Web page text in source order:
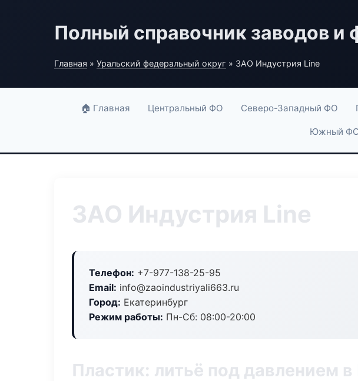
Полный справочник заводов и
Главная » Уральский федеральный округ » ЗАО Индустрия Line
🏠 Главная Центральный ФО Северо-Западный ФО
Южный
ЗАО Индустрия Line
Телефон: +7-977-138-25-95
Email: info@zaoindustriyali663.ru
Город: Екатеринбург
Режим работы: Пн-Сб: 08:00-20:00
Пластик: литьё под давлением в